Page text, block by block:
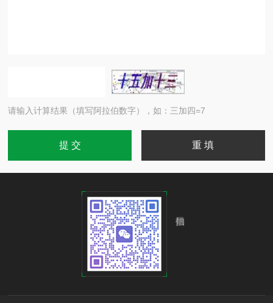
请输入计算结果（填写阿拉伯数字），如：三加四=7